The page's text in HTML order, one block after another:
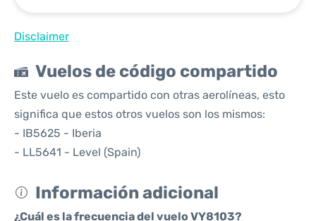
Disclaimer
Vuelos de código compartido
Este vuelo es compartido con otras aerolíneas, esto
significa que estos otros vuelos son los mismos:
- IB5625 - Iberia
- LL5641 - Level (Spain)
Información adicional
¿Cuál es la frecuencia del vuelo VY8103?